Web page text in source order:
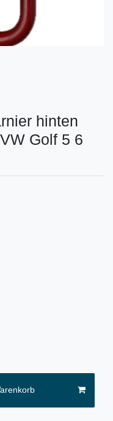
hinten
Golf 5 6